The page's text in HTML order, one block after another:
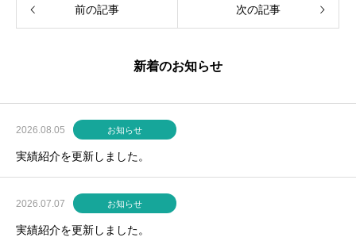
前の記事 次の記事
新着のお知らせ
2026.08.05 お知らせ
実績紹介を更新しました。
2026.07.07 お知らせ
実績紹介を更新しました。